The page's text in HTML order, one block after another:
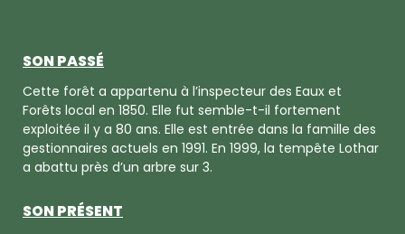
SON PASSÉ
Cette forêt a appartenu à l’inspecteur des Eaux et
Forêts local en 1850. Elle fut semble-t-il fortement
exploitée il y a 80 ans. Elle est entrée dans la famille des
gestionnaires actuels en 1991. En 1999, la tempête Lothar
a abattu près d’un arbre sur 3.
SON PRÉSENT